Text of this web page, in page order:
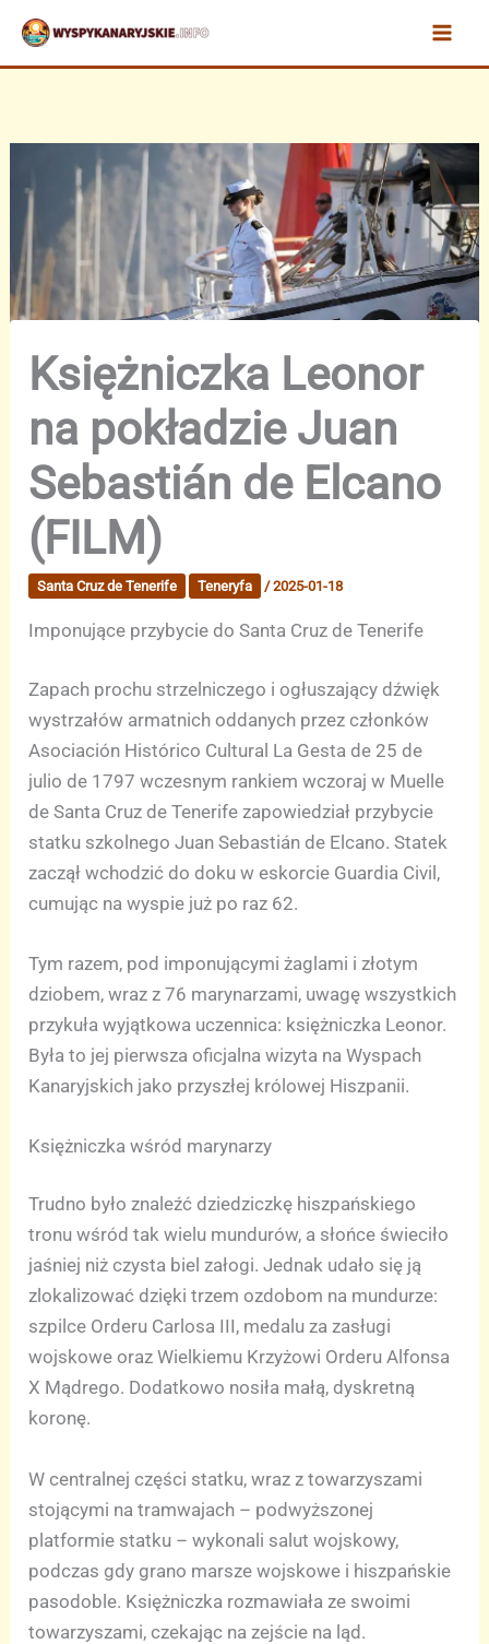
Przejdź
treści
Księżniczka Leonor
na pokładzie Juan
Sebastián de Elcano
(FILM)
Santa Cruz de Tenerife Teneryfa /2025-01-18
Imponujące przybycie do Santa Cruz de Tenerife
Zapach prochu strzelniczego i ogłuszający dźwięk
wystrzałów armatnich oddanych przez członków
Asociación Histórico Cultural La Gesta de 25 de
julio de 1797 wczesnym rankiem wczoraj w Muelle
de Santa Cruz de Tenerife zapowiedział przybycie
statku szkolnego Juan Sebastián de Elcano. Statek
zaczął wchodzić do doku w eskorcie Guardia Civil,
cumując na wyspie już po raz 62.
Tym razem, pod imponującymi żaglami i złotym
dziobem, wraz z 76 marynarzami, uwagę wszystkich
przykuła wyjątkowa uczennica: księżniczka Leonor.
Była to jej pierwsza oficjalna wizyta na Wyspach
Kanaryjskich jako przyszłej królowej Hiszpanii.
Księżniczka wśród marynarzy
Trudno było znaleźć dziedziczkę hiszpańskiego
tronu wśród tak wielu mundurów, a słońce świeciło
jaśniej niż czysta biel załogi. Jednak udało się ją
zlokalizować dzięki trzem ozdobom na mundurze:
szpilce Orderu Carlosa III, medalu za zasługi
wojskowe oraz Wielkiemu Krzyżowi Orderu Alfonsa
X Mądrego. Dodatkowo nosiła małą, dyskretną
koronę.
W centralnej części statku, wraz z towarzyszami
stojącymi na tramwajach – podwyższonej
platformie statku – wykonali salut wojskowy,
podczas gdy grano marsze wojskowe i hiszpańskie
pasodoble. Księżniczka rozmawiała ze swoimi
towarzyszami, czekając na zejście na ląd.